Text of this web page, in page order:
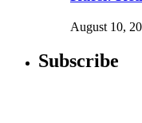
August 10,
Subscribe